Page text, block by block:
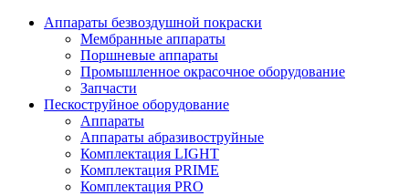
Аппараты безвоздушной покраски
Мембранные аппараты
Поршневые аппараты
Промышленное окрасочное оборудование
Запчасти
Пескоструйное оборудование
Аппараты
Аппараты абразивоструйные
Комплектация LIGHT
Комплектация PRIME
Комплектация PRO